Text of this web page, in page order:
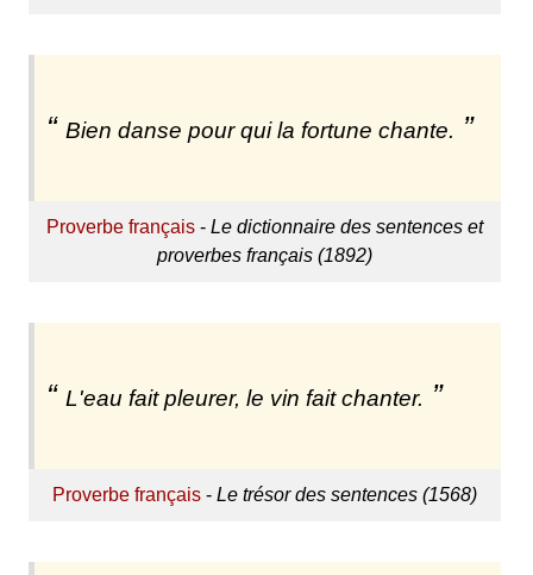
Bien danse pour qui la fortune chante.
Proverbe français- Le dictionnaire des sentences et
proverbes français (1892)
L'eau fait pleurer, le vin fait chanter.
Proverbe français- Le trésor des sentences (1568)